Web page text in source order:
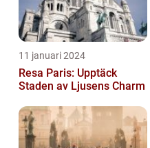
11 januari 2024
Resa Paris: Upptäck
Staden av Ljusens Charm